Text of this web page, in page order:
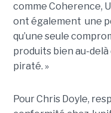
comme Coherence,
ont également une
qu’une seule
produits bien au-
piraté. »
Pour Chris Doyle,